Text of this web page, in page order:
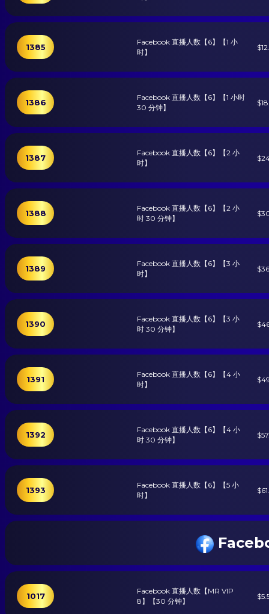
1385
Facebook 直播人数【6】【1 小
时】
1386
Facebook 直播人数【6】【1 小时
30 分钟】
1387
Facebook 直播人数【6】【2 小
时】
1388
Facebook 直播人数【6】【2 小
时 30 分钟】
1389
Facebook 直播人数【6】【3 小
时】
1390
Facebook 直播人数【6】【3 小
时 30 分钟】
1391
Facebook 直播人数【6】【4 小
时】
1392
Facebook 直播人数【6】【4 小
时 30 分钟】
1393
Facebook 直播人数【6】【5 小
时】
1017
Facebook 直播人数【MR VIP
8】【30 分钟】